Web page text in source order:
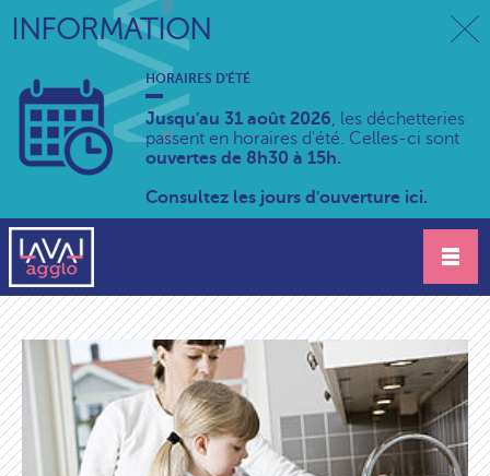
INFORMATION
HORAIRES D'ÉTÉ
Jusqu'au 31 août 2026, les déchetteries
passent en horaires d'été. Celles-ci sont
ouvertes de 8h30 à 15h.
Consultez les jours d'ouverture ici.